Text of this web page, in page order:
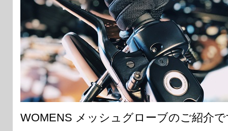
WOMENS メッシュグローブのご紹介